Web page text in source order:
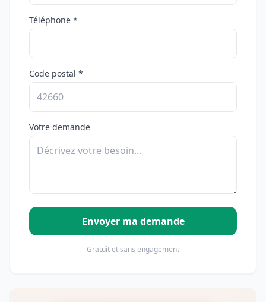
Téléphone *
Code postal *
Votre demande
Envoyer ma demande
Gratuit et sans engagement